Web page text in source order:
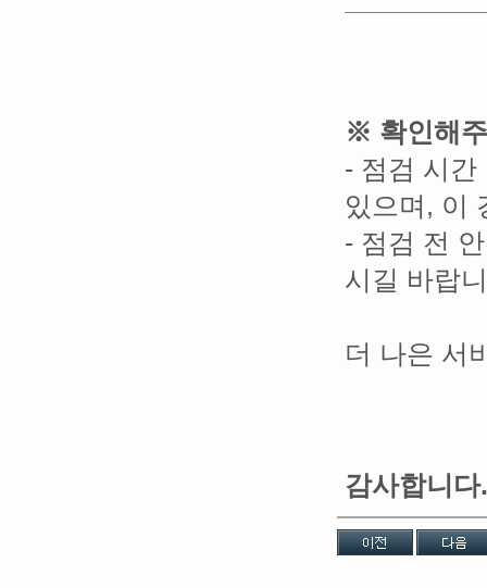
※ 확인해
- 점검 시간
있으며 , 이
- 점검 전
시길 바랍
더 나은 서
감사합니다.